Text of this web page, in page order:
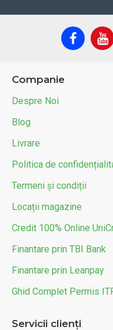
Companie
Despre Noi
Blog
Livrare
Politica de
Termeni și condiții
Locații magazine
Credit 100% Online
Finantare prin TBI Bank
Finantare prin Leanpay
Ghid Complet Permis
Servicii clienți